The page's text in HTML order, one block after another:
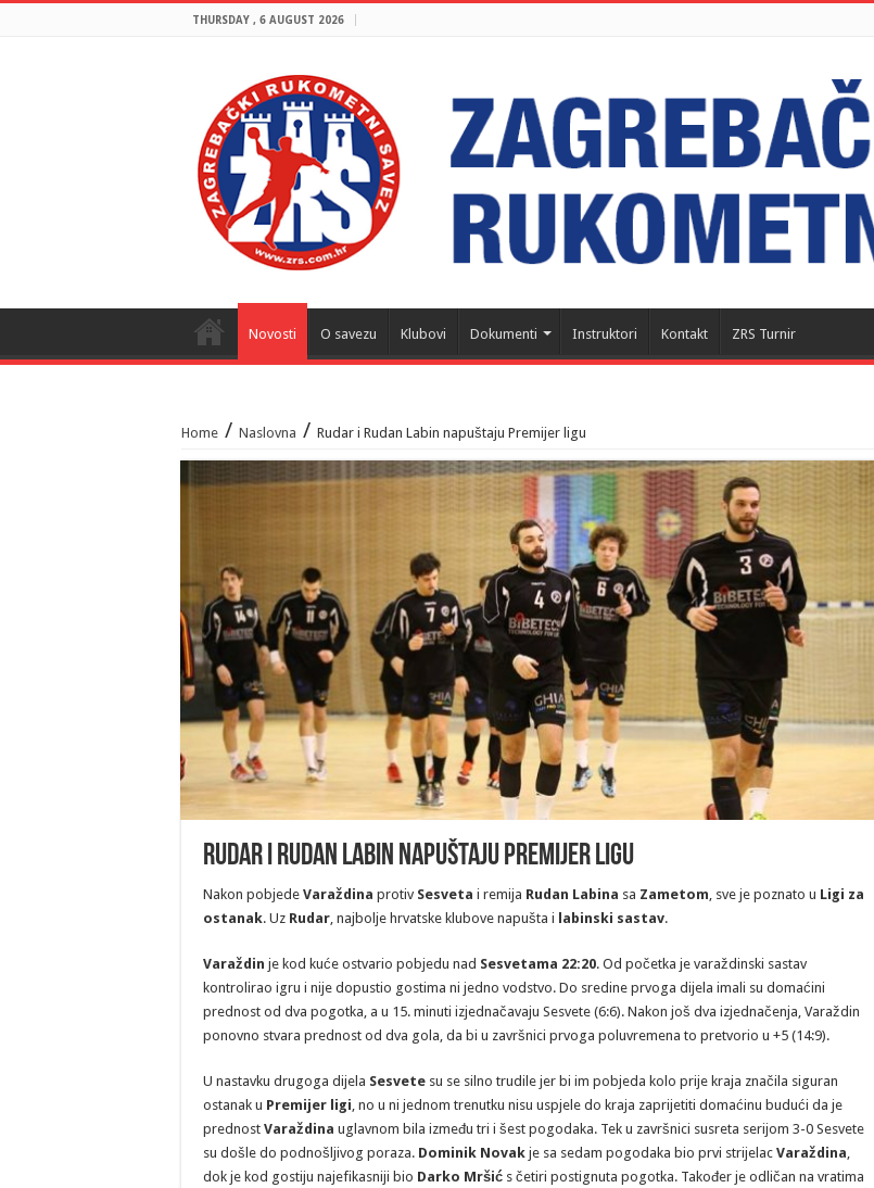
THURSDAY , 6 AUGUST 2026
Novosti O savezu Klubovi Dokumenti Instruktori Kontakt ZRS Turnir
Home / Naslovna / Rudar i Rudan Labin napuštaju Premijer ligu
Rudar i Rudan Labin napuštaju Premijer ligu
Nakon pobjede Varaždina protiv Sesveta i remija Rudan Labina sa Zametom, sve je poznato u Ligi za
ostanak. Uz Rudar, najbolje hrvatske klubove napušta i labinski sastav.
Varaždin je kod kuće ostvario pobjedu nad Sesvetama 22:20. Od početka je varaždinski sastav
kontrolirao igru i nije dopustio gostima ni jedno vodstvo. Do sredine prvoga dijela imali su domaćini
prednost od dva pogotka, a u 15. minuti izjednačavaju Sesvete (6:6). Nakon još dva izjednačenja, Varaždin
ponovno stvara prednost od dva gola, da bi u završnici prvoga poluvremena to pretvorio u +5 (14:9).
U nastavku drugoga dijela Sesvete su se silno trudile jer bi im pobjeda kolo prije kraja značila siguran
ostanak u Premijer ligi, no u ni jednom trenutku nisu uspjele do kraja zaprijetiti domaćinu budući da je
prednost Varaždina uglavnom bila između tri i šest pogodaka. Tek u završnici susreta serijom 3-0 Sesvete
su došle do podnošljivog poraza. Dominik Novak je sa sedam pogodaka bio prvi strijelac Varaždina,
dok je kod gostiju najefikasniji bio Darko Mršić s četiri postignuta pogotka. Također je odličan na vratima